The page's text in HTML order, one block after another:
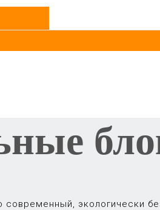
экологически